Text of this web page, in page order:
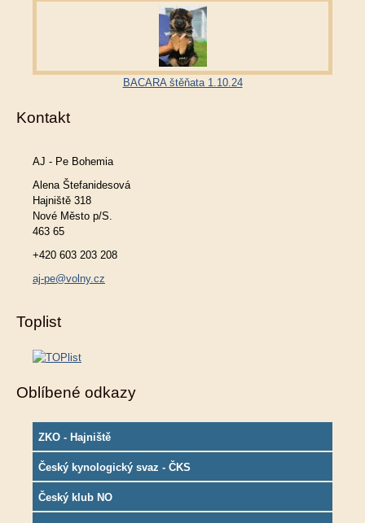
BACARA štěňata 1.10.24
Kontakt
AJ - Pe Bohemia
Alena Štefanidesová
Hajniště 318
Nové Město p/S.
463 65
+420 603 203 208
aj-pe@volny.cz
Toplist
Oblíbené odkazy
ZKO - Hajniště
Český kynologický svaz - ČKS
Český klub NO